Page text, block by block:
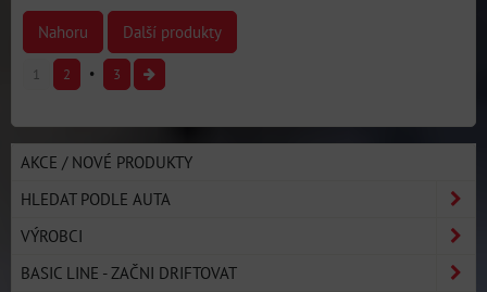
Nahoru Další produkty
1 2 3
AKCE / NOVÉ PRODUKTY
HLEDAT PODLE AUTA
VÝROBCI
BASIC LINE - ZAČNI DRIFTOVAT